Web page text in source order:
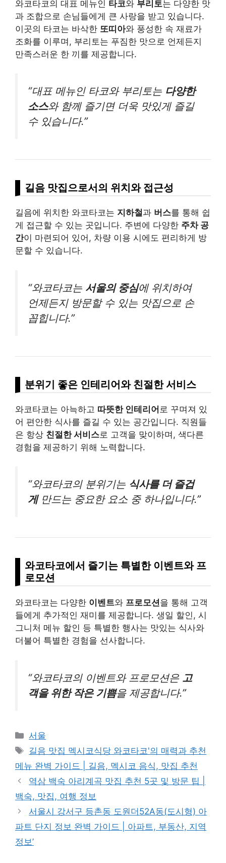
와코타코의 대표 메뉴인 타코와 부리토는 다양한 맛
과 조합으로 손님들에게 큰 사랑을 받고 있습니다.
이곳의 타코는 바삭한 또띠아와 풍성한 속 재료가
조화를 이루며, 부리토는 푸짐한 맛으로 언제든지
만족스러운 한 끼를 제공합니다.
“대표 메뉴인 타코와 부리토는 다양한
소스와 함께 즐기면 더욱 맛있게 즐길
수 있습니다.”
길음 맛집으로서의 위치와 접근성
길음에 위치한 와코타코는 지하철과 버스를 통해 쉽
게 접근할 수 있는 곳입니다. 주변에 다양한 주차 공
간이 마련되어 있어, 차량 이용 시에도 편리하게 방
문할 수 있습니다.
“와코타코는 서울의 중심에 위치하여
언제든지 방문할 수 있는 맛집으로 손
꼽힙니다.”
분위기 좋은 인테리어와 친절한 서비스
와코타코는 아늑하고 따뜻한 인테리어 로 꾸며져 있
어 편안한 식사를 즐길 수 있는 공간입니다. 직원들
은 항상 친절한 서비스로 고객을 맞이하며, 색다른
경험을 제공하기 위해 노력합니다.
“와코타코의 분위기는 식사를 더 즐겁
게만드는 중요한 요소 중 하나입니다.”
와코타코에서 즐기는 특별한 이벤트와 프
로모션
와코타코는 다양한 이벤트와 프로모션을 통해 고객
들에게 추가적인 재미를 제공합니다. 생일 할인, 시
그니처 메뉴 할인 등 특별한 행사는 맛있는 식사와
더불어 특별한 경험을 선사합니다.
“와코타코의 이벤트와 프로모션은 고
객을 위한 작은 기쁨을 제공합니다.”
Categories
서울
Tags
길음 맛집 멕시코식당 와코타코'의 매력과 추천
메뉴 완벽 가이드 | 길음, 멕시코 음식, 맛집 추천
역삼 백숙 아리계곡 맛집 추천 5곳 및 방문 팁 |
백숙, 맛집, 여행 정보
서울시 강서구 등촌동 도원더52A동(도시형) 아
파트 단지 정보 완벽 가이드 | 아파트, 부동산, 지역
정보’